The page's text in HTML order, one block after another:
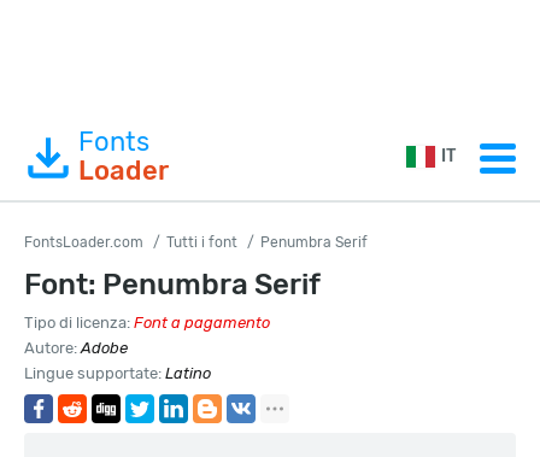
Fonts
Loader
IT
FontsLoader.com Tutti i font Penumbra Serif
Font: Penumbra Serif
Tipo di licenza: Font a pagamento
Autore:Adobe
Lingue supportate: Latino